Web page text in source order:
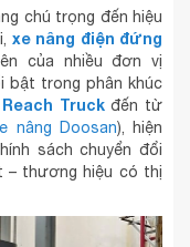
chú trọng đến hiệu
xe nâng điện đứng
của nhiều đơn vị
bật trong phân khúc
Truckđến từ
nâng Doosan), hiện
sách chuyển đổi
– thương hiệu có thị